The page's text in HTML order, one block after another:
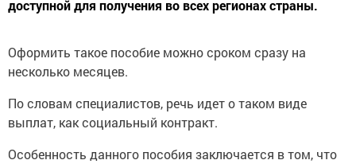
доступной для получения во всех регионах страны.
Оформить такое пособие можно сроком сразу на
несколько месяцев.
По словам специалистов, речь идет о таком виде
выплат, как социальный контракт.
Особенность данного пособия заключается в том, что